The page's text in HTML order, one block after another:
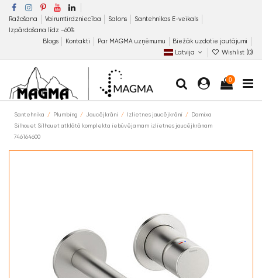
Ražošana Vairumtirdzniecība Salons
Santehnikas E-veikals
Izpārdošana līdz −60%
Blogs
Kontakti Par MAGMA uzņēmumu
Biežāk uzdotie jautājumi
Latvija
Wishlist (0)
0
Santehnika Plumbing Jaucējkrāni Izlietnes jaucējkrāni
Damixa
Silhouet Silhouet atklātā komplekta iebūvējamam izlietnes jaucējkrānam
746164600